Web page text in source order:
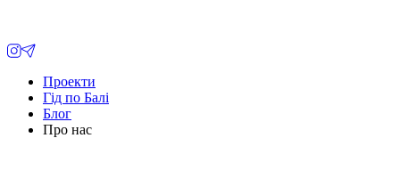
Проекти
Гід по Балі
Блог
Про нас